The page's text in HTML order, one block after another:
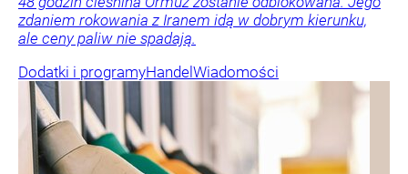
zdaniem rokowania z Iranem idą w dobrym kierunku,
ale ceny paliw nie spadają.
Dodatki i programyHandelWiadomości